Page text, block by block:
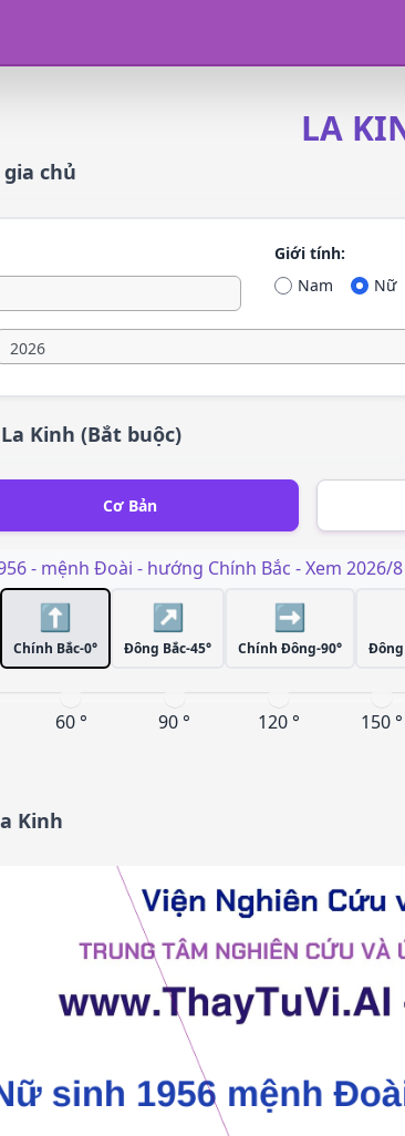
LA
chủ
Giới tính:
Nam
Nữ
Kinh (Bắt buộc)
Cơ Bản
- mệnh Đoài - hướng Chính Bắc - Xem 2026/8
⬆️
Chính Bắc-0°
↗️
Đông Bắc-45°
➡️
Chính Đông-90° Đông
60 ° 90 ° 120 ° 150 °
Kinh